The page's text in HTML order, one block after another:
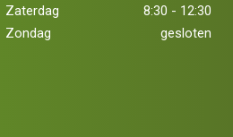
Zaterdag
8:30 - 12:30
Zondag
gesloten